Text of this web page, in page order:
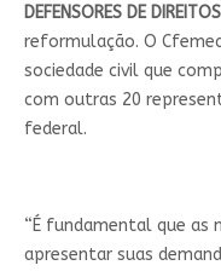
DEFENSORES DE
reformulação. O
sociedade civil que
com outras 20
federal.
“É fundamental que as
apresentar suas